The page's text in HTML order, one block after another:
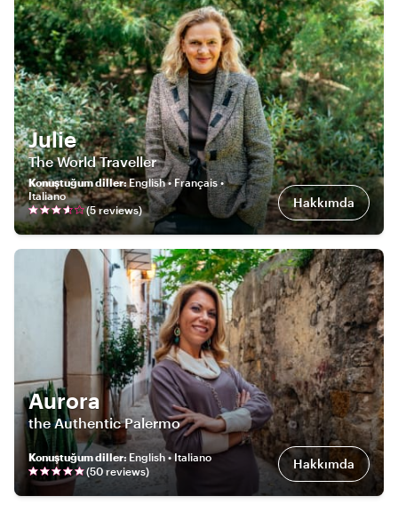
Julie
The World Traveller
Konuştuğum diller:English • Français •
Italiano
(5reviews) Hakkımda
Aurora
the Authentic Palermo
Konuştuğum diller: English • Italiano
(50 reviews) Hakkımda